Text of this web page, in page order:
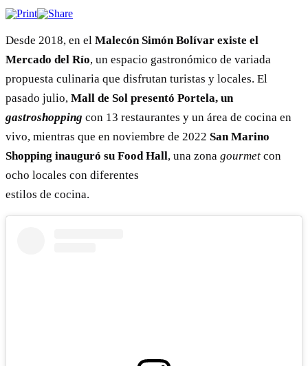
Desde 2018, en el Malecón Simón Bolívar existe el
Mercado del Río, un espacio gastronómico de variada
propuesta culinaria que disfrutan turistas y locales. El
pasado julio, Mall de Sol presentó Portela, un
gastroshopping con 13 restaurantes y un área de cocina en
vivo, mientras que en noviembre de 2022 San Marino
Shopping inauguró su Food Hall, una zona gourmet con
ocho locales con diferentes
estilos de cocina.